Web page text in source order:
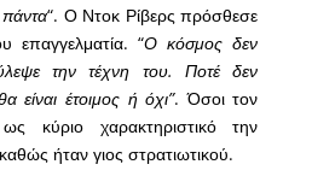
πάντα“. Ο Ντοκ Ρίβερς πρόσθεσε
επαγγελματία. “Ο κόσμος δεν
την τέχνη του. Ποτέ δεν
είναι έτοιμος ή όχι”. Όσοι τον
κύριο χαρακτηριστικό την
ήταν γιος στρατιωτικού.